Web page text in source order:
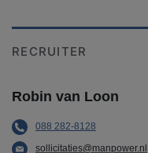
RECRUITER
Robin van Loon
088 282-8128
sollicitaties@manpower.nl